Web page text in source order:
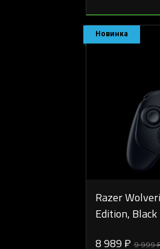
Новинка
Razer
Edition, Black
8 989 ₽ 9 999